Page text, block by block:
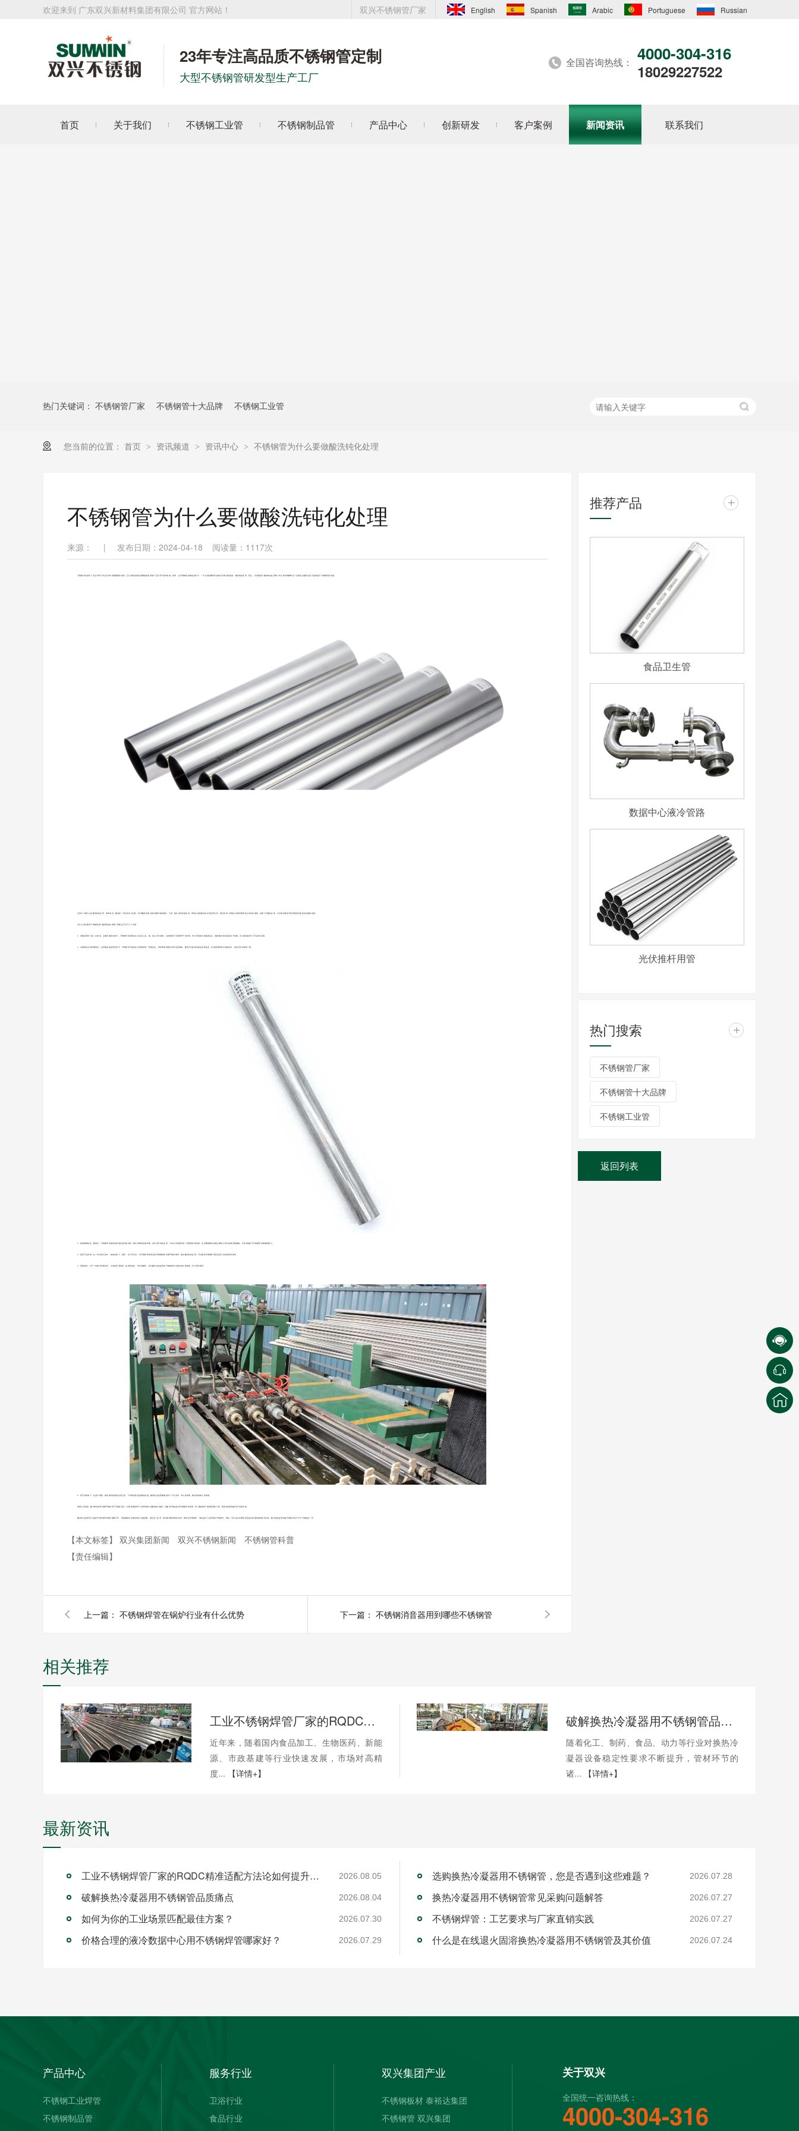
双兴不锈钢管厂家 English Spanish Arabic Portuguese Russian
欢迎来到 广东双兴新材料集团有限公司 官方网站！
23年专注高品质不锈钢管定制
大型不锈钢管研发型生产工厂
全国咨询热线： 4000-304-316
18029227522
首页 关于我们 不锈钢工业管 不锈钢制品管 产品中心 创新研发 客户案例 新闻资讯 联系我们
热门关键词： 不锈钢管厂家 不锈钢管十大品牌 不锈钢工业管
您当前的位置： 首页 > 资讯频道 > 资讯中心 > 不锈钢管为什么要做酸洗钝化处理
不锈钢管为什么要做酸洗钝化处理
来源： | 发布日期：2024-04-18 阅读量： 1117次
不锈钢管在现代工业生产和日常生活中扮演着重要的角色，它们因其优异的耐腐蚀性能而被广泛应用于各种领域。然而，在不锈钢管的制造过程中，一个关键步骤经常被执行以增强其性能：酸洗钝化处理。那么，为何要进行酸洗钝化处理呢？本文将详细解释这一过程的必要性以及它如何提升不锈钢管的性能。
让我们了解什么是酸洗钝化处理。简单来说，酸洗是一种化学清洁过程，利用酸性溶液去除金属表面的锈迹、污渍、氧化层和其他杂质。而钝化则是随后的化学处理过程，通过形成一层稳定的保护膜来防止未来的腐蚀。这两个步骤合起来，可以显著提高不锈钢管的外观及其抗腐蚀性能。
为什么我们要对不锈钢管进行酸洗钝化处理呢？答案在于以下几个方面：
1. 清除杂质和污染：在制造、运输和储存过程中，不锈钢管的表面往往会沾染上油、脂、灰尘等污染物。这些物质不仅影响管子的外观，而且可能成为腐蚀的起点。酸洗能有效去除这些不纯物，为后续的处理打下良好的基础。
2. 去除氧化皮和焊缝色变：在焊接或热处理过程中，不锈钢管可能会在其表面形成一层氧化皮，同时焊缝周围会出现色变现象。酸洗不仅能够去除这层氧化皮，还能改善焊缝区域的色泽，使其与管体保持一致。
3. 提高耐腐蚀性：酸洗后，不锈钢管表面的自然氧化层会被去除，露出新鲜的金属表面。这时进行钝化处理，可以在其表面形成一层致密的氧化膜，这层膜能够有效阻止腐蚀介质与金属直接接触，从而大幅提升不锈钢管的耐腐蚀能力。
4. 保证产品质量：在一些特定行业中，如食品加工、制药、化工等行业，对不锈钢管的清洁度和耐腐蚀性有着严格的要求。通过酸洗钝化处理，可以确保不锈钢管满足这些行业的高标准要求。
5. 美观考虑：对于一些要求外观光亮、洁净的应用场景，如厨房设备、医疗器械等，经过酸洗钝化处理的不锈钢管具有更好的外观质量，符合美学需求。
6. 便于后续加工：在进行喷漆、镀层或其他表面处理之前，干净的表面是必要的前提。酸洗钝化处理能够提供一个无杂质、均匀的表面，确保后续加工的质量。
值得注意的是，酸洗钝化处理需要严格按照工艺规程进行，以避免因操作不当而导致的过酸洗或欠酸洗。过酸洗可能会损害不锈钢管的表面，而欠酸洗则不能彻底清除污染，两者都会影响最终产品的性能。
酸洗钝化处理不仅是提升不锈钢管外观的重要工序，更是确保其性能发挥的关键步骤。通过这一处理，我们能够获得更加纯净、耐蚀的不锈钢管，满足各种工业应用的严格要求。因此，无论是从实用角度还是从质量控制的角度出发，酸洗钝化处理都是不锈钢管生产中不可或缺的一环。
【本文标签】 双兴集团新闻 双兴不锈钢新闻
不锈钢管科普
【责任编辑】
上一篇： 不锈钢焊管在锅炉行业有什么优势 下一篇： 不锈钢消音器用到哪些不锈钢管
推荐产品 +
食品卫生管
数据中心液冷管路
光伏推杆用管
热门搜索 +
不锈钢管厂家
不锈钢管十大品牌
不锈钢工业管
返回列表
相关推荐
工业不锈钢焊管厂家的RQDC精准适配方法论如何提升客户价值？
近年来，随着国内食品加工、生物医药、新能
源、市政基建等行业快速发展，市场对高精
度...
【详情+】
破解换热冷凝器用不锈钢管品质痛点
随着化工、制药、食品、动力等行业对换热冷
凝器设备稳定性要求不断提升，管材环节的
诸...
【详情+】
最新资讯
工业不锈钢焊管厂家的RQDC精准适配方法论如何提升客户价值？ 2026.08.05
破解换热冷凝器用不锈钢管品质痛点 2026.08.04
如何为你的工业场景匹配最佳方案？ 2026.07.30
价格合理的液冷数据中心用不锈钢焊管哪家好？ 2026.07.29
选购换热冷凝器用不锈钢管，您是否遇到这些难题？ 2026.07.28
换热冷凝器用不锈钢管常见采购问题解答 2026.07.27
不锈钢焊管：工艺要求与厂家直销实践 2026.07.27
什么是在线退火固溶换热冷凝器用不锈钢管及其价值 2026.07.24
产品中心
不锈钢工业焊管
不锈钢制品管
服务行业
卫浴行业
食品行业
双兴集团产业
不锈钢板材 泰裕达集团
不锈钢管 双兴集团
关于双兴
全国统一咨询热线：
4000-304-316